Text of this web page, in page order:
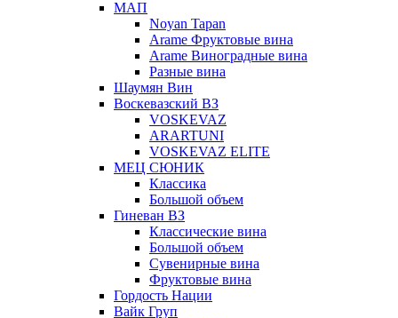
МАП
Noyan Tapan
Arame Фруктовые вина
Arame Виноградные вина
Разные вина
Шаумян Вин
Воскевазский ВЗ
VOSKEVAZ
ARARTUNI
VOSKEVAZ ELITE
МЕЦ СЮНИК
Классика
Большой объем
Гиневан ВЗ
Классические вина
Большой объем
Сувенирные вина
Фруктовые вина
Гордость Нации
Вайк Груп